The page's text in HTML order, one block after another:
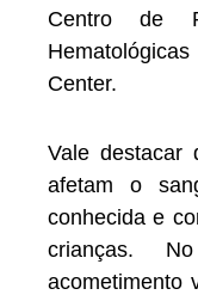
Centro de
Center.
Vale destacar
afetam o
conhecida e
crianças.
acometimento